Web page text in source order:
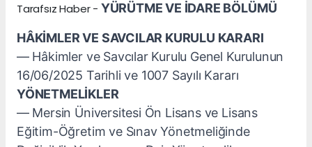
Tarafsız Haber - YÜRÜTME VE İDARE BÖLÜMÜ
HÂKİMLER VE SAVCILAR KURULU KARARI
–– Hâkimler ve Savcılar Kurulu Genel Kurulunun
16/06/2025 Tarihli ve 1007 Sayılı Kararı
YÖNETMELİKLER
–– Mersin Üniversitesi Ön Lisans ve Lisans
Eğitim-Öğretim ve Sınav Yönetmeliğinde